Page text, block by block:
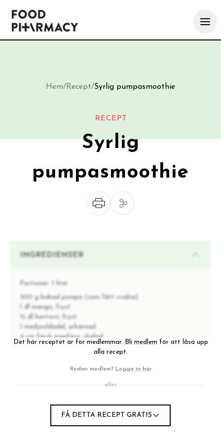
Hem/Recept/Syrlig pumpasmoothie
RECEPT
Syrlig
pumpasmoothie
INGREDIENSER
Portioner:
1 liter
300 g bakad pumpa (som fått svalna)
1 dl mango, fryst
½ dl havtorn, fryst
1 medjooldadel, urkärnad
4 cm färsk ingefära, skalad
1 msk ceylonkanel
1 lime, skalad + zest
4 dl vatten
Det här receptet är för medlemmar. Bli medlem för att låsa upp
alla recept.
Redan medlem? Logga in här
eller
FÅ DETTA RECEPT GRATIS